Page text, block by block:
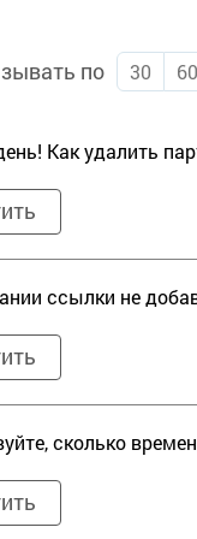
по 30 60
Как удалить
ссылки не
сколько